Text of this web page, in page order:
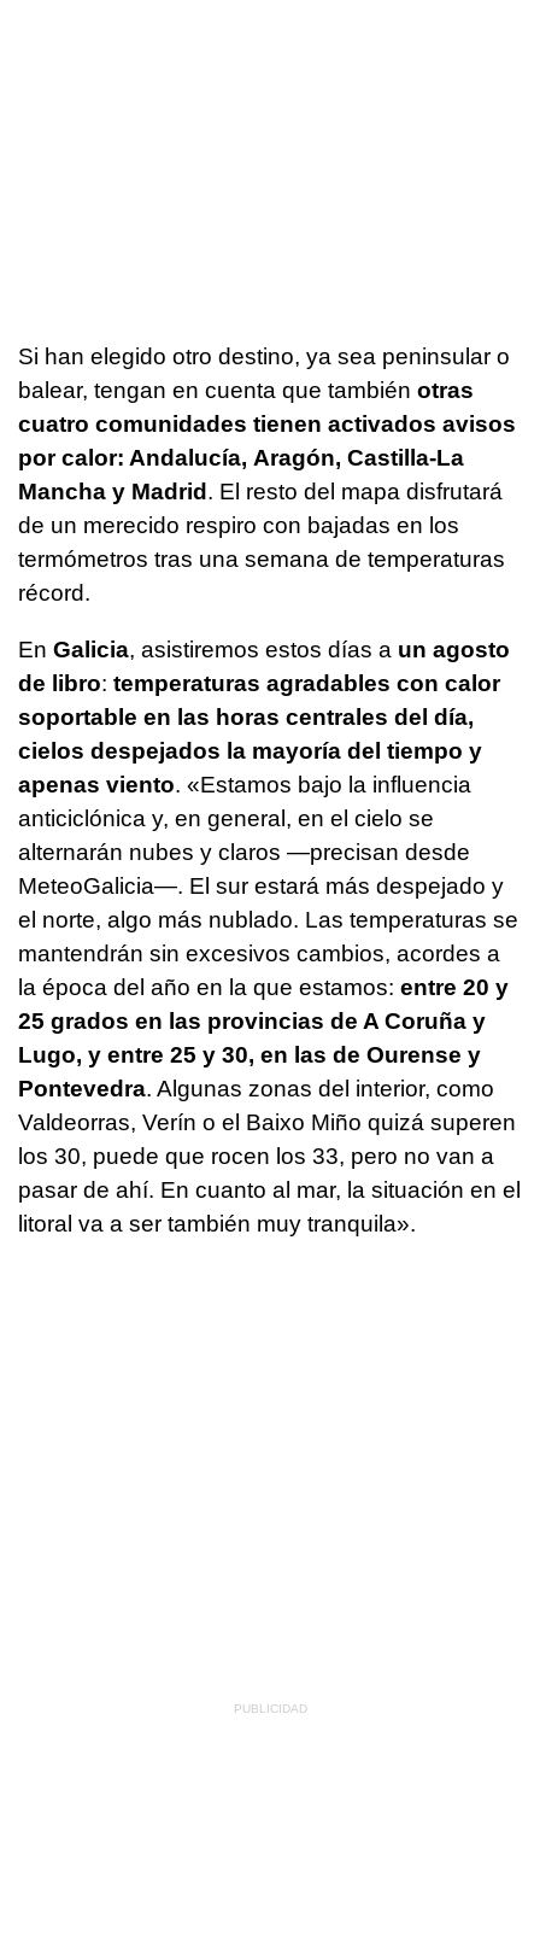
Si han elegido otro destino, ya sea peninsular o
balear, tengan en cuenta que también otras
cuatro comunidades tienen activados avisos
por calor: Andalucía, Aragón, Castilla-La
Mancha y Madrid. El resto del mapa disfrutará
de un merecido respiro con bajadas en los
termómetros tras una semana de temperaturas
récord.
En Galicia, asistiremos estos días a un agosto
de libro: temperaturas agradables con calor
soportable en las horas centrales del día,
cielos despejados la mayoría del tiempo y
apenas viento. «Estamos bajo la influencia
anticiclónica y, en general, en el cielo se
alternarán nubes y claros —precisan desde
MeteoGalicia—. El sur estará más despejado y
el norte, algo más nublado. Las temperaturas se
mantendrán sin excesivos cambios, acordes a
la época del año en la que estamos: entre 20 y
25 grados en las provincias de A Coruña y
Lugo, y entre 25 y 30, en las de Ourense y
Pontevedra. Algunas zonas del interior, como
Valdeorras, Verín o el Baixo Miño quizá superen
los 30, puede que rocen los 33, pero no van a
pasar de ahí. En cuanto al mar, la situación en el
litoral va a ser también muy tranquila».